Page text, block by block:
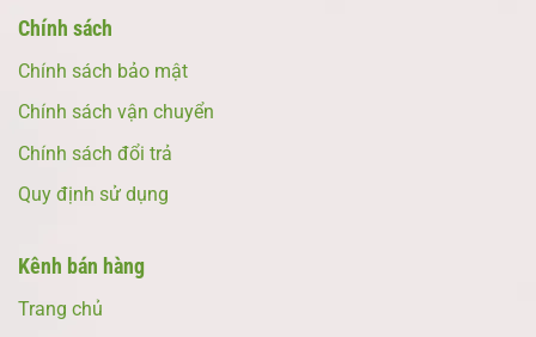
Chính sách
Chính sách bảo mật
Chính sách vận chuyển
Chính sách đổi trả
Quy định sử dụng
Kênh bán hàng
Trang chủ